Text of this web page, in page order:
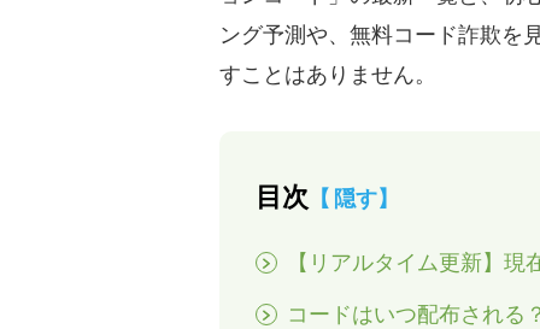
ング予測や、無料コード詐欺を
すことはありません。
目次 隠す
【リアルタイム更新】
コードはいつ配布される